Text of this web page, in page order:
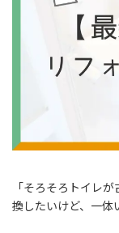
「そろそろトイレ
換したいけど、一体